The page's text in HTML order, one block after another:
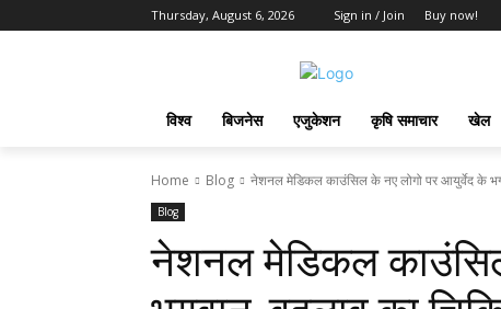
Thursday, August 6, 2026 Sign in / Join Buy now!
विश्व बिजनेस एजुकेशन कृषि समाचार खेल
Home Blog नेशनल मेडिकल काउंसिल के नए लोगो पर आयुर्वेद के
Blog
नेशनल मेडिकल